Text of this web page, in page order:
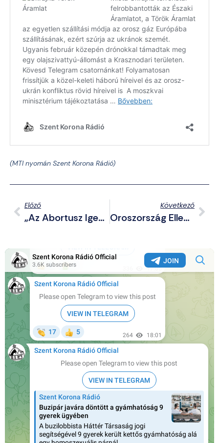
(MTI nyomán Szent Korona Rádió)
Előző
„Az Abortusz Igenis Bűn!” – Emlékművet Állítottak A Meg Nem Született Gyermekekért A Farkasréti Temetőben
Következő
Oroszország Ellenséges Lépésként Fogja Értékelni, Ha Tomahawk Rakétákat Kap Kijev